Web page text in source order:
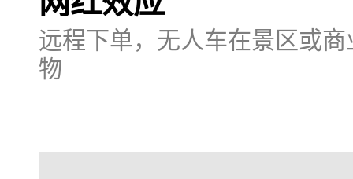
远程下单，无人车在景区或
物